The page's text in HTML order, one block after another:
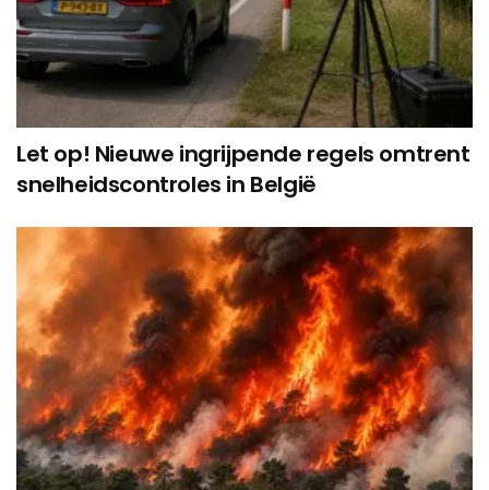
Let op! Nieuwe ingrijpende regels omtrent
snelheidscontroles in België